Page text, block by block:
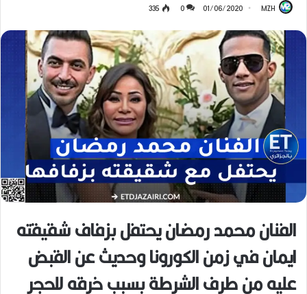
MZH
01/06/2020
0
335
الفنان محمد رمضان يحتفل بزفاف شقيقته
ايمان في زمن الكورونا وحديث عن القبض
عليه من طرف الشرطة بسبب خرقه للحجر